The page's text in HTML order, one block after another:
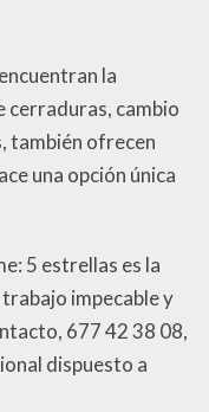
la
cerraduras, cambio
también ofrecen
una opción única
5 estrellas es la
impecable y
677 42 38 08,
dispuesto a